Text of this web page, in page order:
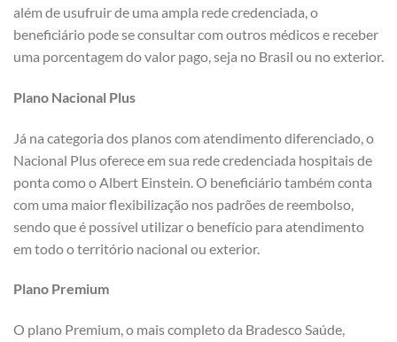
além de usufruir de uma ampla rede credenciada, o
beneficiário pode se consultar com outros médicos e receber
uma porcentagem do valor pago, seja no Brasil ou no exterior.
Plano Nacional Plus
Já na categoria dos planos com atendimento diferenciado, o
Nacional Plus oferece em sua rede credenciada hospitais de
ponta como o Albert Einstein. O beneficiário também conta
com uma maior flexibilização nos padrões de reembolso,
sendo que é possível utilizar o benefício para atendimento
em todo o território nacional ou exterior.
Plano Premium
O plano Premium, o mais completo da Bradesco Saúde,